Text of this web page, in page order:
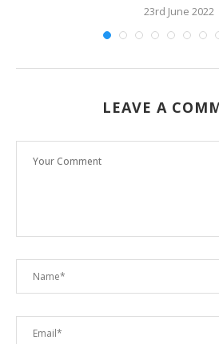
23rd June 2022
LEAVE A